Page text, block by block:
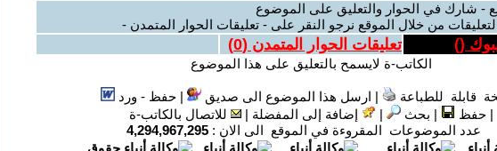
- شارك في الحوار والتعليق على الموضوع
من خلال الموقع نرجو النقر على - تعليقات الحوار المتمدن -
(
) تعليقات الحوار المتمدن (0
)
الكاتب-ة لايسمح بالتعليق على هذا الموضوع
قابلة للطباعة | ارسل هذا الموضوع الى صديق |حفظ - ورد
|حفظ | بحث | إضافة إلى المفضلة |
للاتصال بالكاتب-ة
عدد الموضوعات المقروءة في الموقع الى الان : 4,294,967,295